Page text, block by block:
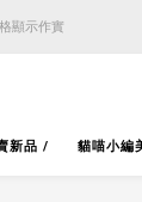
官方應用程式「SFHK
顯示作實
新品 / 貓喵小編